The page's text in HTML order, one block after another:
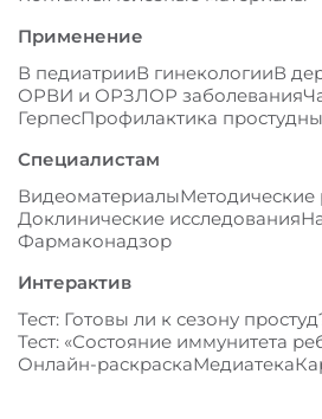
Ликопид
О препаратеСхемы приема
КонтактыПолезные материалы
Применение
В педиатрииВ гинекологииВ
ОРВИ и ОРЗЛОР заболевания
ГерпесПрофилактика
Специалистам
ВидеоматериалыМетодические
Доклинические исследования
Фармаконадзор